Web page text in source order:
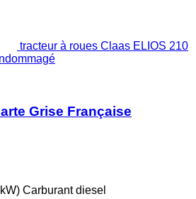
tracteur à roues Claas ELIOS 210
Grise Française
Carburant diesel